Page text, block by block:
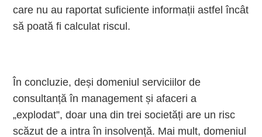
care nu au raportat suficiente informații astfel încât
să poată fi calculat riscul.
În concluzie, deși domeniul serviciilor de
consultanță în management și afaceri a
„explodat”, doar una din trei societăți are un risc
scăzut de a intra în insolvență. Mai mult, domeniul